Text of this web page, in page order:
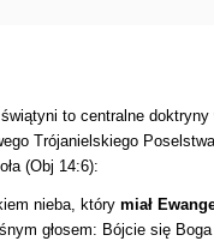
to centralne
Trójanielskiego
(Obj 14:6):
nieba, który miał
głosem: Bójcie się